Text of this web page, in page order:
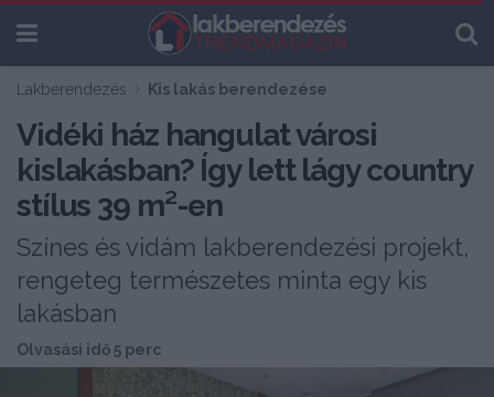
Lakberendezés Kis lakás berendezése
Vidéki ház hangulat városi
kislakásban? Így lett lágy country
stílus 39 m²-en
Színes és vidám lakberendezési projekt,
rengeteg természetes minta egy kis
lakásban
Olvasási idő 5 perc